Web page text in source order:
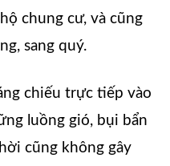
chung cư, và cũng
sang quý.
chiếu trực tiếp vào
luồng gió, bụi bẩn
cũng không gây